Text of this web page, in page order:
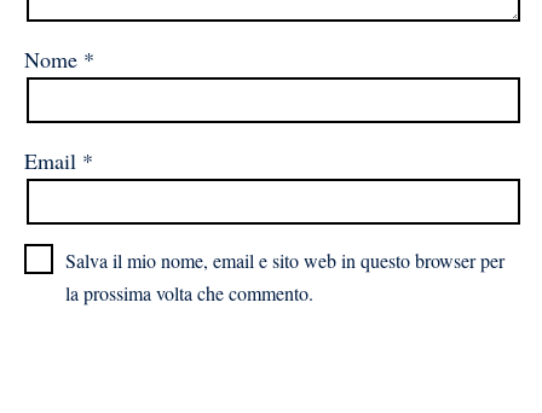
Nome *
Email *
Salva il mio nome, email e sito web in questo browser per
la prossima volta che commento.